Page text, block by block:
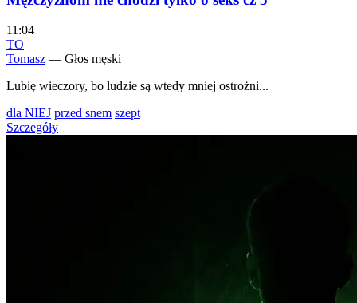
11:04
TO
Tomasz — Głos męski
Lubię wieczory, bo ludzie są wtedy mniej ostrożni...
dla NIEJ przed snem szept
Szczegóły